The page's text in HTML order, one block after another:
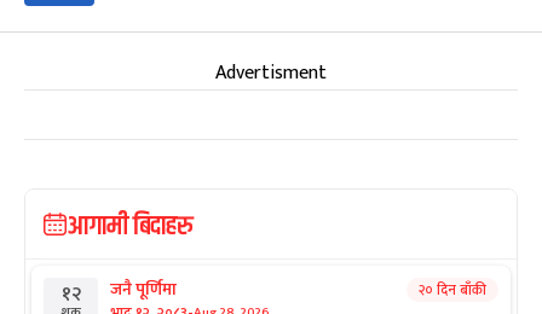
Advertisment
आगामी बिदाहरु
१२ जनै पूर्णिमा २० दिन बाँकी